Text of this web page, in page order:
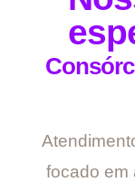
focado em